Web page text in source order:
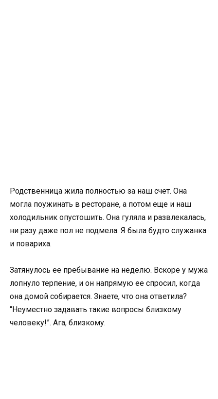
Родственница жила полностью за наш счет. Она
могла поужинать в ресторане, а потом еще и наш
холодильник опустошить. Она гуляла и развлекалась,
ни разу даже пол не подмела. Я была будто служанка
и повариха.
Затянулось ее пребывание на неделю. Вскоре у мужа
лопнуло терпение, и он напрямую ее спросил, когда
она домой собирается. Знаете, что она ответила?
“Неуместно задавать такие вопросы близкому
человеку!”. Ага, близкому.